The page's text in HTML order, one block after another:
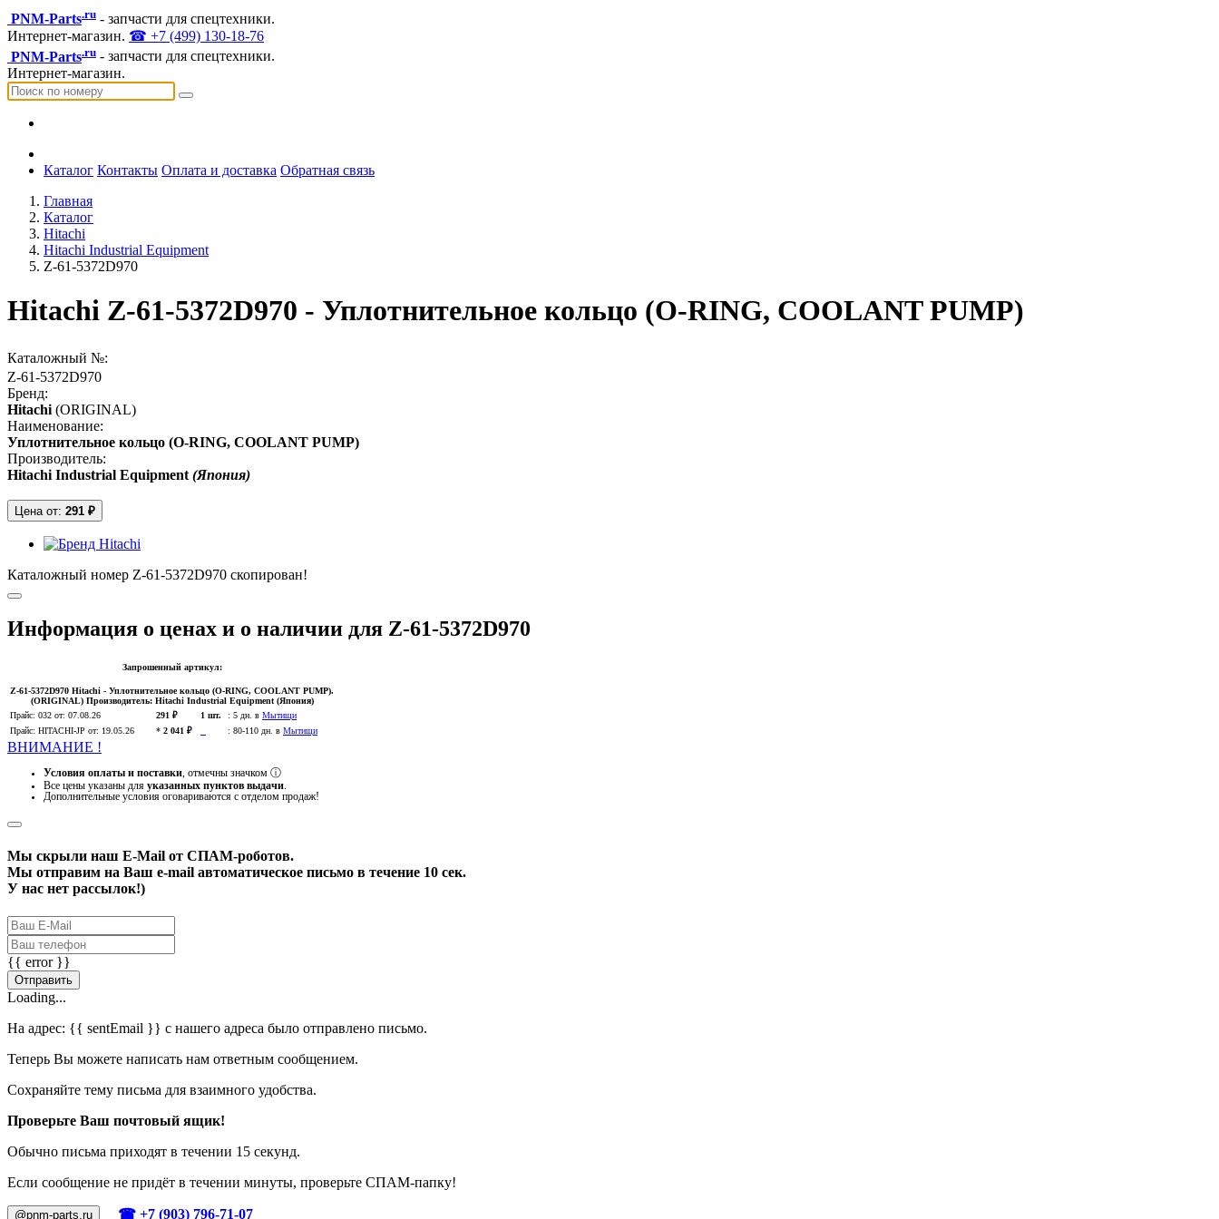
PNM-Parts.ru - запчасти для спецтехники.
Интернет-магазин. ☎ +7 (499) 130-18-76
PNM-Parts.ru - запчасти для спецтехники.
Интернет-магазин.
Каталог Контакты Оплата и доставка Обратная связь
Главная
Каталог
Hitachi
Hitachi Industrial Equipment
Z-61-5372D970
Hitachi Z-61-5372D970 - Уплотнительное кольцо (O-RING, COOLANT PUMP)
Каталожный №:
Z-61-5372D970
Бренд:
Hitachi (ORIGINAL)
Наименование:
Уплотнительное кольцо (O-RING, COOLANT PUMP)
Производитель:
Hitachi Industrial Equipment (Япония)
Цена от: 291 ₽
Каталожный номер Z-61-5372D970 скопирован!
Информация о ценах и о наличии для Z-61-5372D970
Запрошенный артикул:
Z-61-5372D970 Hitachi - Уплотнительное кольцо (O-RING, COOLANT PUMP).
(ORIGINAL)Производитель: Hitachi Industrial Equipment (Япония)
Прайс: 032 от: 07.08.26 291 ₽ 1 шт. : 5 дн. в Мытищи
Прайс: HITACHI-JP от: 19.05.26 * 2 041 ₽ : 80-110 дн. в Мытищи
ВНИМАНИЕ !
Условия оплаты и поставки , отмечны значком ⓘ
Все цены указаны для указанных пунктов выдачи
Дополнительные условия оговариваются с отделом продаж!
Мы скрыли наш E-Mail от СПАМ-роботов.
Мы отправим на Ваш e-mail автоматическое письмо в течение 10 сек.
У нас нет рассылок!)
{{ error }}
Отправить
Loading...
На адрес: {{ sentEmail }} с нашего адреса было отправлено письмо.
Теперь Вы можете написать нам ответным сообщением.
Сохраняйте тему письма для взаимного удобства.
Проверьте Ваш почтовый ящик!
Обычно письма приходят в течении 15 секунд.
Если сообщение не придёт в течении минуты, проверьте СПАМ-папку!
@pnm-parts.ru ☎ +7 (903) 796-71-07